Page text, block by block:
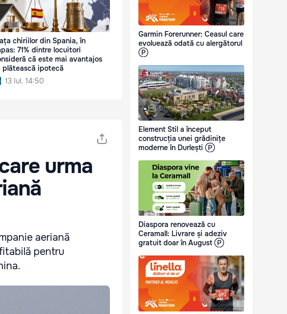
chiriilor din Spania, în
71% dintre locuitori
că este mai avantajos
plătească ipotecă
13 Iul. 14:50
urma
aeriană
pentru
Garmin Forerunner: Ceasul care
evoluează odată cu alergătorul
Ⓟ
Element Stil a început
construcția unei grădinițe
moderne în Durlești Ⓟ
Diaspora renovează cu
Ceramall: Livrare și adeziv
gratuit doar în August Ⓟ